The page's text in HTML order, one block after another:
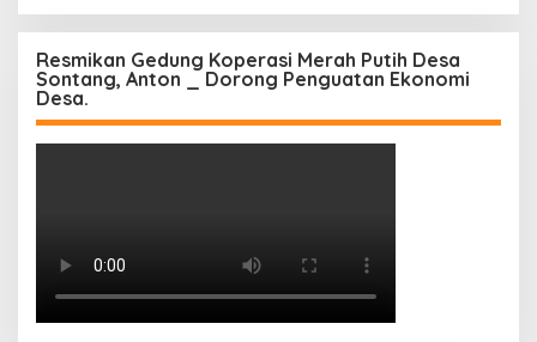
Resmikan Gedung Koperasi Merah Putih Desa
Sontang, Anton _ Dorong Penguatan Ekonomi
Desa.